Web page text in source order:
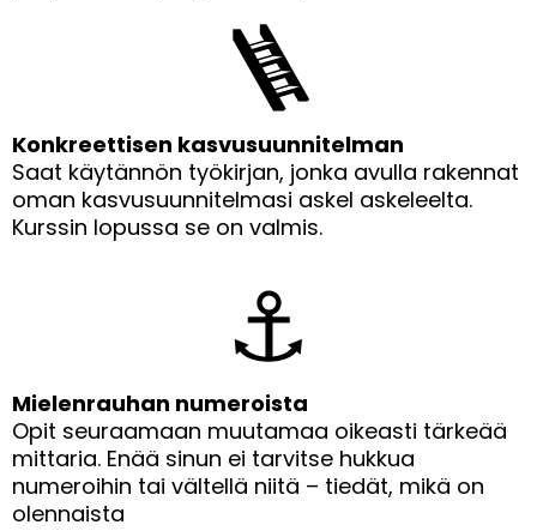
🪜
Konkreettisen kasvusuunnitelman
Saat käytännön työkirjan, jonka avulla rakennat
oman kasvusuunnitelmasi askel askeleelta.
Kurssin lopussa se on valmis.
⚓
Mielenrauhan numeroista
Opit seuraamaan muutamaa oikeasti tärkeää
mittaria. Enää sinun ei tarvitse hukkua
numeroihin tai vältellä niitä – tiedät, mikä on
olennaista